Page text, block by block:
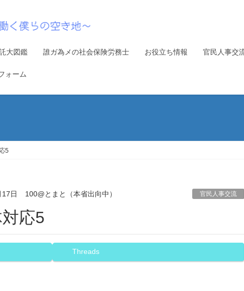
大図鑑 誰ガ為メの社会保険労務士 お役立ち情報 官民人事交
ォーム
5
日 100@とまと（本省出向中） 官民人事交流
対応5
Threads